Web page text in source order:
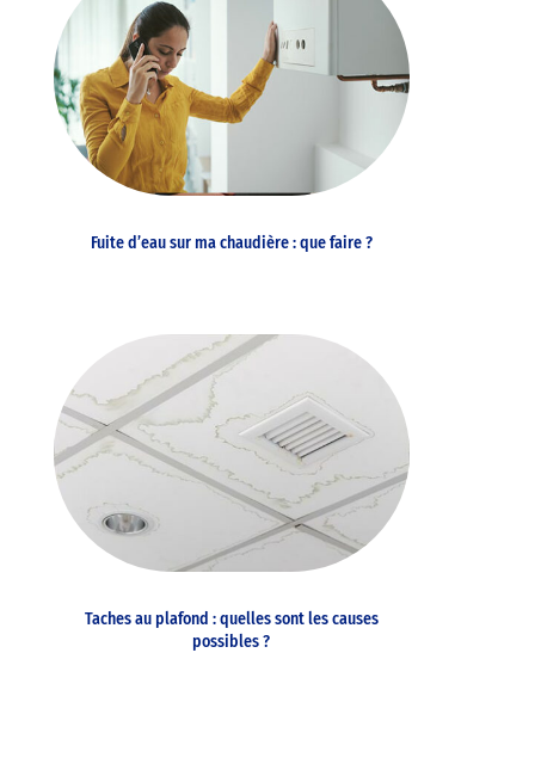
Fuite d’eau sur ma chaudière : que faire ?
Taches au plafond : quelles sont les causes
possibles ?